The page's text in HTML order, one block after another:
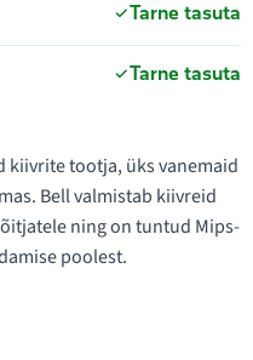
Tarne tasuta
Tarne tasuta
kiivrite tootja, üks vanemaid
Bell valmistab kiivreid
ning on tuntud Mips-
poolest.